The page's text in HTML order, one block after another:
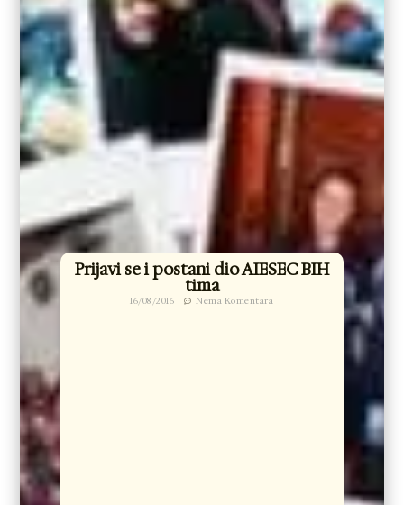
Prijavi se i postani dio AIESEC BIH
tima
16/08/2016 Nema Komentara